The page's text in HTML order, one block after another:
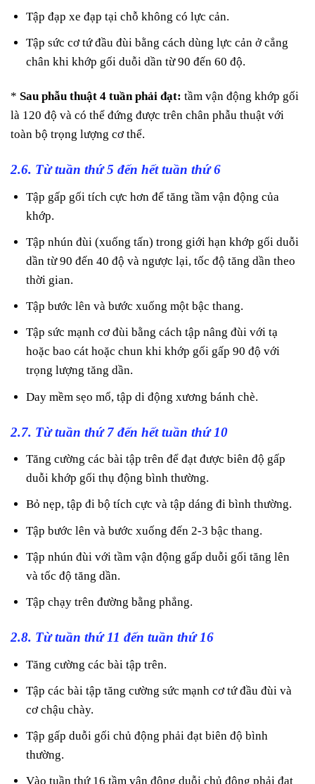
Tập đạp xe đạp tại chỗ không có lực cản.
Tập sức cơ tứ đầu đùi bằng cách dùng lực cản ở cẳng
chân khi khớp gối duỗi dần từ 90 đến 60 độ.
* Sau phẫu thuật 4 tuần phải đạt: tầm vận động khớp gối
là 120 độ và có thể đứng được trên chân phẫu thuật với
toàn bộ trọng lượng cơ thể.
2.6. Từ tuần thứ 5 đến hết tuần thứ 6
Tập gấp gối tích cực hơn để tăng tầm vận động của
khớp.
Tập nhún đùi (xuống tấn) trong giới hạn khớp gối duỗi
dần từ 90 đến 40 độ và ngược lại, tốc độ tăng dần theo
thời gian.
Tập bước lên và bước xuống một bậc thang.
Tập sức mạnh cơ đùi bằng cách tập nâng đùi với tạ
hoặc bao cát hoặc chun khi khớp gối gấp 90 độ với
trọng lượng tăng dần.
Day mềm sẹo mổ, tập di động xương bánh chè.
2.7. Từ tuần thứ 7 đến hết tuần thứ 10
Tăng cường các bài tập trên để đạt được biên độ gấp
duỗi khớp gối thụ động bình thường.
Bỏ nẹp, tập đi bộ tích cực và tập dáng đi bình thường.
Tập bước lên và bước xuống đến 2-3 bậc thang.
Tập nhún đùi với tầm vận động gấp duỗi gối tăng lên
và tốc độ tăng dần.
Tập chạy trên đường bằng phẳng.
2.8. Từ tuần thứ 11 đến tuần thứ 16
Tăng cường các bài tập trên.
Tập các bài tập tăng cường sức mạnh cơ tứ đầu đùi và
cơ chậu chày.
Tập gấp duỗi gối chủ động phải đạt biên độ bình
thường.
Vào tuần thứ 16 tầm vận động duỗi chủ động phải đạt